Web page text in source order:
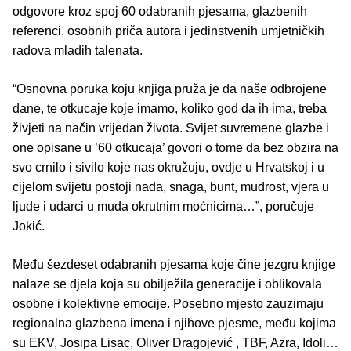
odgovore kroz spoj 60 odabranih pjesama, glazbenih
referenci, osobnih priča autora i jedinstvenih umjetničkih
radova mladih talenata.
“Osnovna poruka koju knjiga pruža je da naše odbrojene
dane, te otkucaje koje imamo, koliko god da ih ima, treba
živjeti na način vrijedan života. Svijet suvremene glazbe i
one opisane u ’60 otkucaja’ govori o tome da bez obzira na
svo crnilo i sivilo koje nas okružuju, ovdje u Hrvatskoj i u
cijelom svijetu postoji nada, snaga, bunt, mudrost, vjera u
ljude i udarci u muda okrutnim moćnicima…”, poručuje
Jokić.
Među šezdeset odabranih pjesama koje čine jezgru knjige
nalaze se djela koja su obilježila generacije i oblikovala
osobne i kolektivne emocije. Posebno mjesto zauzimaju
regionalna glazbena imena i njihove pjesme, među kojima
su EKV, Josipa Lisac, Oliver Dragojević , TBF, Azra, Idoli…